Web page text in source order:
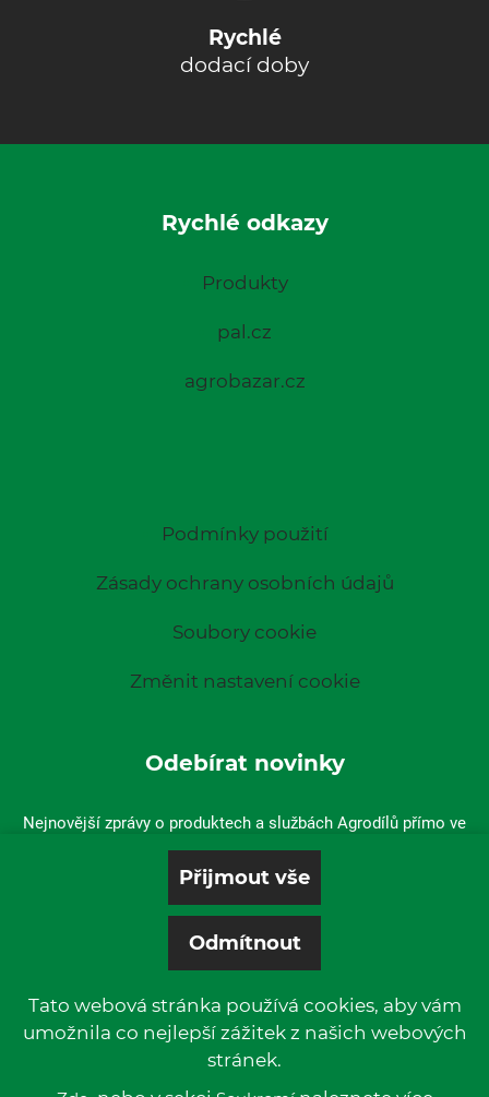
Rychlé
dodací doby
Rychlé odkazy
Produkty
pal.cz
agrobazar.cz
Podmínky použití
Zásady ochrany osobních údajů
Soubory cookie
Změnit nastavení cookie
Odebírat novinky
Nejnovější zprávy o produktech a službách Agrodílů přímo ve
vaší doručené poště.
© 2019 P & L, spol. s r. o. | All rights reserved.
Tato webová stránka používá cookies, aby vám
umožnila co nejlepší zážitek z našich webových
stránek.